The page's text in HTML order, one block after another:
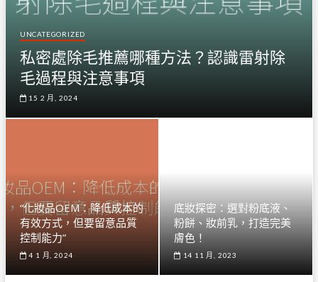
UNCATEGORIZED
私密處除毛推薦哪種方法？認識雷射除
毛過程與注意事項
15 2 月, 2024
“化妝品OEM：降低成本的
有效方式，但要留意品質
控制能力”
4 1 月, 2024
底妝探密：選對粉底液、
粉餅、妝前乳，打造完美
膚色！
14 11 月, 2023